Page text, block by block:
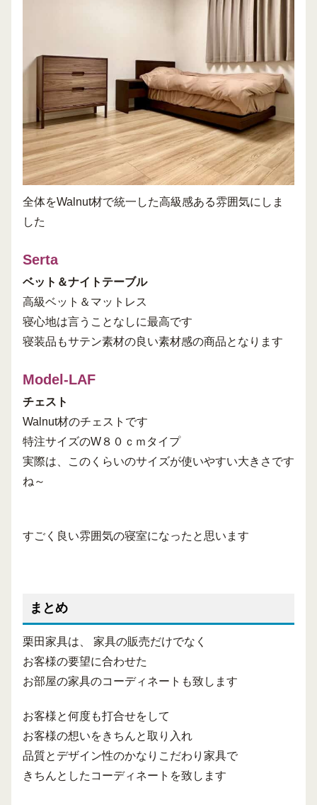
全体をWalnut材で統一した高級感ある雰囲気にしま
した
Serta
ベット＆ナイトテーブル
高級ベット＆マットレス
寝心地は言うことなしに最高です
寝装品もサテン素材の良い素材感の商品となります
Model-LAF
チェスト
Walnut材のチェストです
特注サイズのW８０ｃｍタイプ
実際は、このくらいのサイズが使いやすい大きさです
ね～
すごく良い雰囲気の寝室になったと思います
まとめ
栗田家具は、 家具の販売だけでなく
お客様の要望に合わせた
お部屋の家具のコーディネートも致します
お客様と何度も打合せをして
お客様の想いをきちんと取り入れ
品質とデザイン性のかなりこだわり家具で
きちんとしたコーディネートを致します